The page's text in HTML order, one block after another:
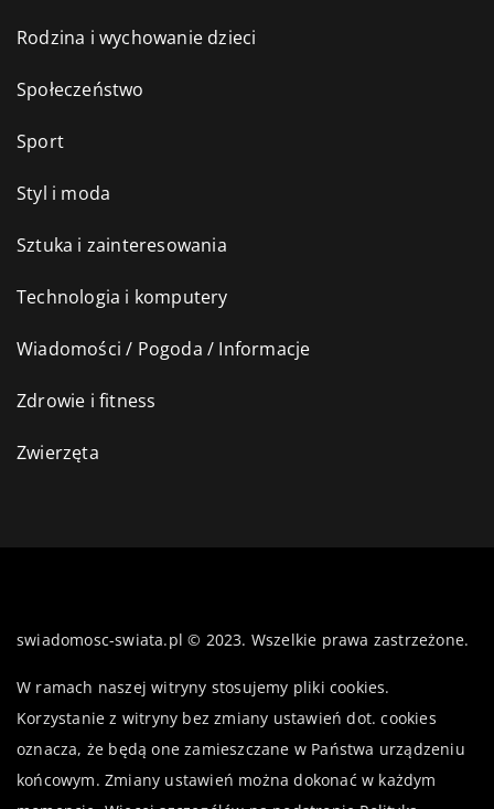
Rodzina i wychowanie dzieci
Społeczeństwo
Sport
Styl i moda
Sztuka i zainteresowania
Technologia i komputery
Wiadomości / Pogoda / Informacje
Zdrowie i fitness
Zwierzęta
swiadomosc-swiata.pl © 2023. Wszelkie prawa zastrzeżone.
W ramach naszej witryny stosujemy pliki cookies.
Korzystanie z witryny bez zmiany ustawień dot. cookies
oznacza, że będą one zamieszczane w Państwa urządzeniu
końcowym. Zmiany ustawień można dokonać w każdym